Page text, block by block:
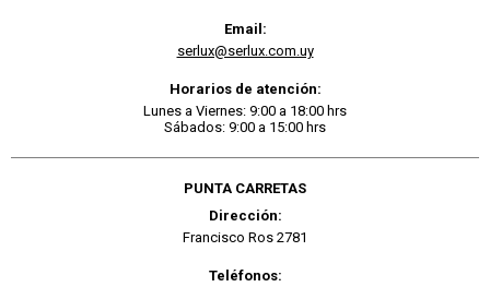
Email:
serlux@serlux.com.uy
Horarios de atención:
Lunes a Viernes: 9:00 a 18:00 hrs
Sábados: 9:00 a 15:00 hrs
PUNTA CARRETAS
Dirección:
Francisco Ros 2781
Teléfonos: